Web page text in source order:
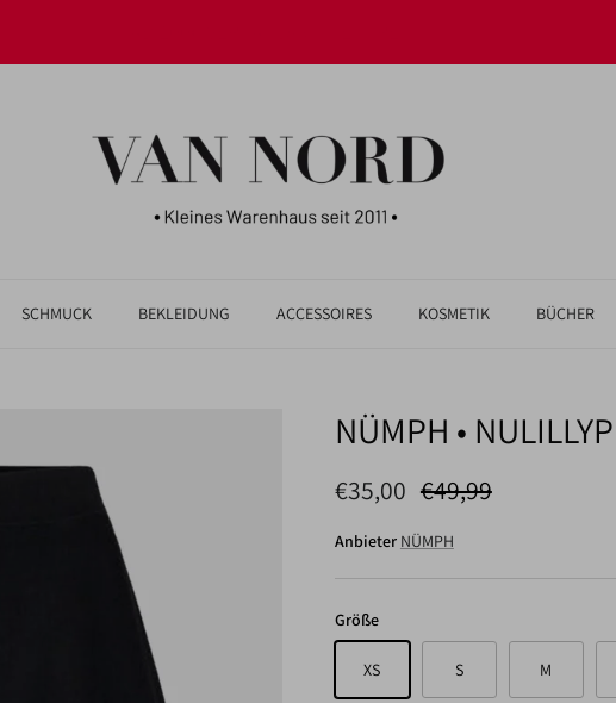
SCHMUCK BEKLEIDUNG ACCESSOIRES KOSMETIK BÜCHER
NÜMPH •
Verkaufspreis
€35,00 Normaler Preis
€49,99
Anbieter NÜMPH
Größe
XS S M